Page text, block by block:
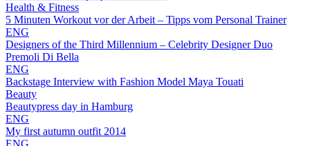
Health & Fitness
5 Minuten Workout vor der Arbeit – Tipps vom Personal Trainer
ENG
Designers of the Third Millennium – Celebrity Designer Duo
Premoli Di Bella
ENG
Backstage Interview with Fashion Model Maya Touati
Beauty
Beautypress day in Hamburg
ENG
My first autumn outfit 2014
ENG